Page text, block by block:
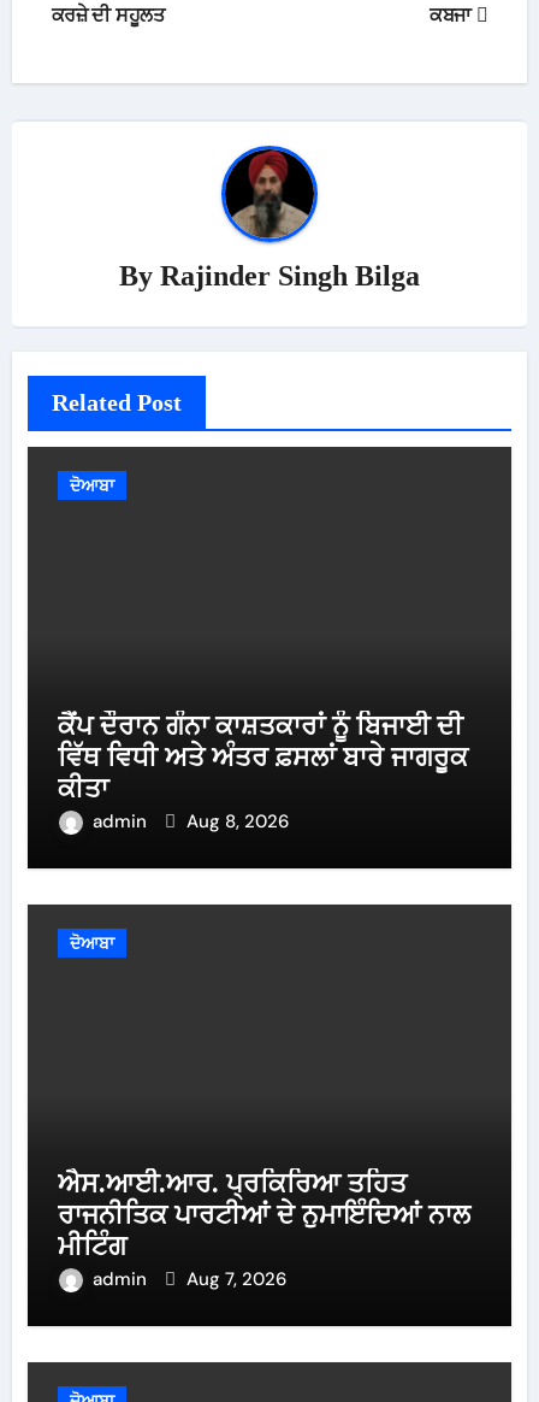
ਕਰਜ਼ੇ ਦੀ ਸਹੂਲਤ
ਕਬਜਾ
By Rajinder Singh Bilga
Related Post
ਦੋਆਬਾ
ਕੈਂਪ ਦੌਰਾਨ ਗੰਨਾ ਕਾਸ਼ਤਕਾਰਾਂ ਨੂੰ ਬਿਜਾਈ ਦੀ
ਵਿੱਥ ਵਿਧੀ ਅਤੇ ਅੰਤਰ ਫ਼ਸਲਾਂ ਬਾਰੇ ਜਾਗਰੂਕ
ਕੀਤਾ
admin Aug 8, 2026
ਦੋਆਬਾ
ਐਸ.ਆਈ.ਆਰ. ਪ੍ਰਕਿਰਿਆ ਤਹਿਤ
ਰਾਜਨੀਤਿਕ ਪਾਰਟੀਆਂ ਦੇ ਨੁਮਾਇੰਦਿਆਂ ਨਾਲ
ਮੀਟਿੰਗ
admin Aug 7, 2026